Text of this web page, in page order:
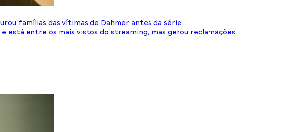
famílias das vítimas de Dahmer antes da série
entre os mais vistos do streaming, mas gerou reclamações